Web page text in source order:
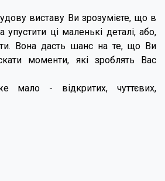
виставу Ви зрозумієте, що в
ці маленькі деталі, або,
Вона дасть шанс на те, що Ви
моменти, які зроблять Вас
мало - відкритих, чуттєвих,